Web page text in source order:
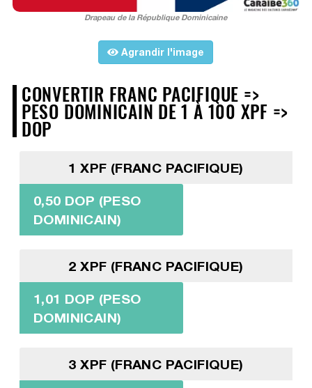
Drapeau de la République Dominicaine
Agrandir l'image
CONVERTIR FRANC PACIFIQUE =>
PESO DOMINICAIN DE 1 À 100 XPF =>
DOP
1 XPF (FRANC PACIFIQUE)
0,50 DOP (PESO
DOMINICAIN)
2 XPF (FRANC PACIFIQUE)
1,01 DOP (PESO
DOMINICAIN)
3 XPF (FRANC PACIFIQUE)